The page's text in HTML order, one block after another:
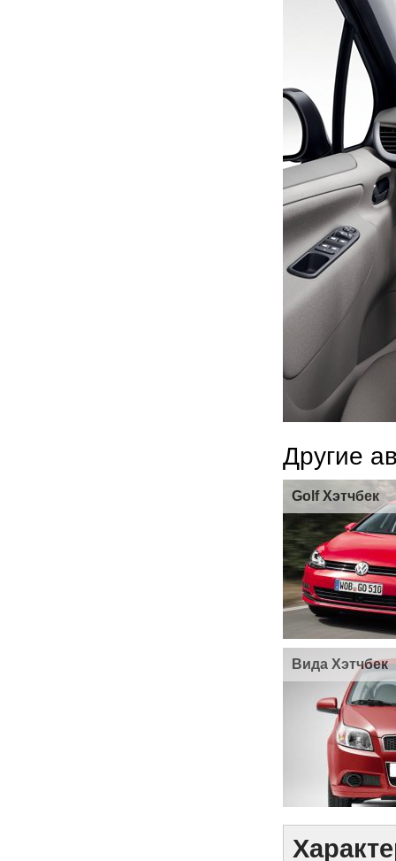
Другие
Golf Хэтчбек
Вида Хэтчбек